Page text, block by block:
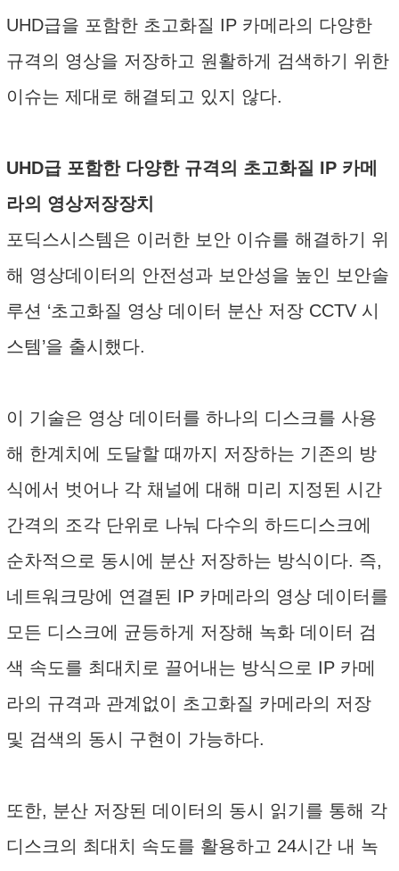
UHD급을 포함한 초고화질 IP 카메라의 다양한
규격의 영상을 저장하고 원활하게 검색하기 위한
이슈는 제대로 해결되고 있지 않다.
UHD급 포함한 다양한 규격의 초고화질 IP 카메
라의 영상저장장치
포딕스시스템은 이러한 보안 이슈를 해결하기 위
해 영상데이터의 안전성과 보안성을 높인 보안솔
루션 ‘초고화질 영상 데이터 분산 저장 CCTV 시
스템’을 출시했다.
이 기술은 영상 데이터를 하나의 디스크를 사용
해 한계치에 도달할 때까지 저장하는 기존의 방
식에서 벗어나 각 채널에 대해 미리 지정된 시간
간격의 조각 단위로 나눠 다수의 하드디스크에
순차적으로 동시에 분산 저장하는 방식이다. 즉,
네트워크망에 연결된 IP 카메라의 영상 데이터를
모든 디스크에 균등하게 저장해 녹화 데이터 검
색 속도를 최대치로 끌어내는 방식으로 IP 카메
라의 규격과 관계없이 초고화질 카메라의 저장
및 검색의 동시 구현이 가능하다.
또한, 분산 저장된 데이터의 동시 읽기를 통해 각
디스크의 최대치 속도를 활용하고 24시간 내 녹